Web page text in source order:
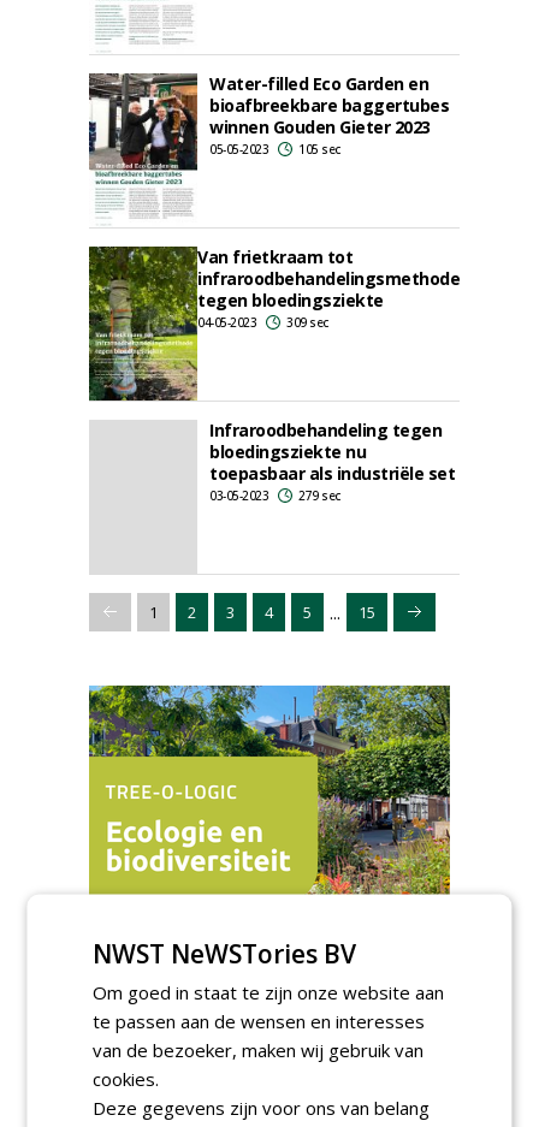
Water-filled Eco Garden en
bioafbreekbare baggertubes
winnen Gouden Gieter 2023
05-05-2023 105 sec
Van frietkraam tot
infraroodbehandelingsmethode
tegen bloedingsziekte
04-05-2023 309 sec
Infraroodbehandeling tegen
bloedingsziekte nu
toepasbaar als industriële set
03-05-2023 279 sec
1 2 3 4 5 ... 15
Meld je aan voor onze digitale
nieuwsbrief.
NWST NeWSTories BV
Om goed in staat te zijn onze website aan
te passen aan de wensen en interesses
van de bezoeker, maken wij gebruik van
cookies.
Deze gegevens zijn voor ons van belang